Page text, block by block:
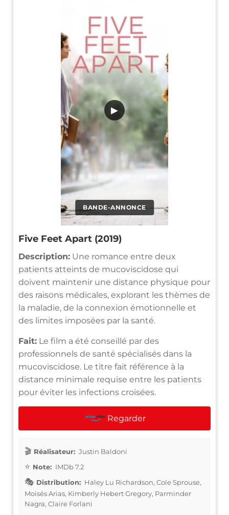
BANDE-ANNONCE
▶
Five Feet Apart (2019)
Description: Une romance entre deux
patients atteints de mucoviscidose qui
doivent maintenir une distance physique pour
des raisons médicales, explorant les thèmes de
la maladie, de la connexion émotionnelle et
des limites imposées par la santé.
Fait: Le film a été conseillé par des
professionnels de santé spécialisés dans la
mucoviscidose. Le titre fait référence à la
distance minimale requise entre les patients
pour éviter les infections croisées.
Regarder
Réalisateur: Justin Baldoni
Note: IMDb 7.2
Distribution: Haley Lu Richardson, Cole Sprouse,
Moisés Arias, Kimberly Hebert Gregory, Parminder
Nagra, Claire Forlani